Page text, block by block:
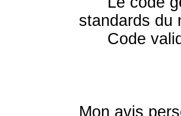
standards du
Code
Mon avis